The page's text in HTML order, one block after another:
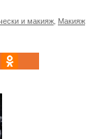
и макияж, Макияж